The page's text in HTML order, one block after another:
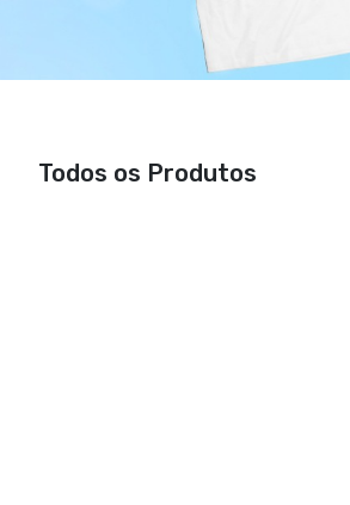
Todos os Produtos